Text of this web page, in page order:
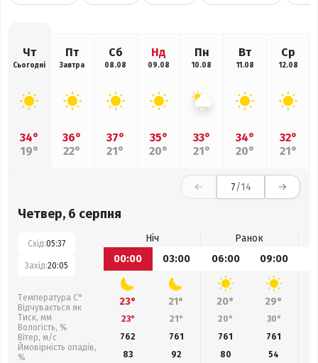
Чт
Сьогодні
34°
19°
Пт
Завтра
36°
22°
Сб
08.08
37°
21°
Нд
09.08
35°
20°
Пн
10.08
33°
21°
Вт
11.08
34°
20°
Ср
12.08
32°
21°
7/14
Четвер, 6 серпня
Схід:05:37
Захід:20:05
Температура С°
Відчувається як
Тиск, мм
Вологість, %
Вітер, м/с
Ймовірність опадів,
%
Ніч
Ранок
00:00
03:00 06:00 09:00
23° 21° 20° 29°
23° 21° 20° 30°
762
761 761 761
83
92 80 54